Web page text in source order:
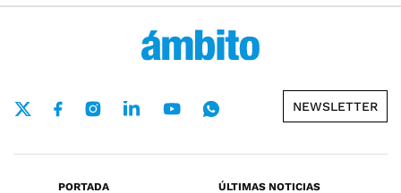
NEWSLETTER
PORTADA
ÚLTIMAS NOTICIAS